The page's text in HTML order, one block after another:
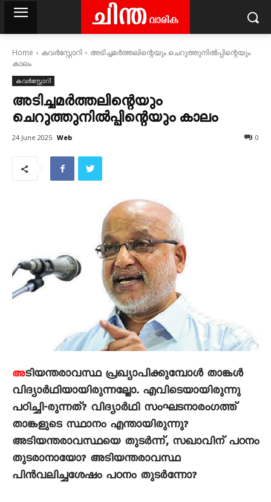
Home കവര്‍സ്റ്റോറി
അടിച്ചമർത്തലിന്റെയും ചെറുത്തുനിൽപ്പിന്റെയും
കാലം
കവര്‍സ്റ്റോറി
അടിച്ചമർത്തലിന്റെയും
ചെറുത്തുനിൽപ്പിന്റെയും കാലം
24 June 2025 Web 0
അടിയന്തരാവസ്ഥ പ്രഖ്യാപിക്കുമ്പോൾ താങ്കൾ
വിദ്യാർഥിയായിരുന്നല്ലോ. എവിടെയായിരുന്നു
പഠിച്ചി-രുന്നത്? വിദ്യാർഥി സംഘടനാരംഗത്ത്
താങ്കളുടെ സ്ഥാനം എന്തായിരുന്നു?
അടിയന്തരാവസ്ഥയെ തുടർന്ന്, സഖാവിന് പഠനം
തുടരാനായോ? അടിയന്തരാവസ്ഥ
പിൻവലിച്ചശേഷം പഠനം തുടർന്നോ?